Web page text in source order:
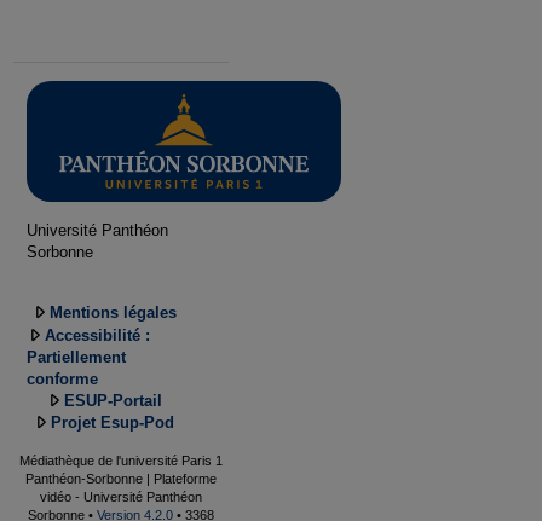
Université Panthéon
Sorbonne
Mentions légales
Accessibilité :
Partiellement
conforme
ESUP-Portail
Projet Esup-Pod
Médiathèque de l'université Paris 1
Panthéon-Sorbonne | Plateforme
vidéo - Université Panthéon
Sorbonne • Version 4.2.0 • 3368